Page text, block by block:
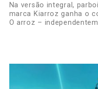
Na versão integral,
marca Kiarroz ganha o
O arroz –